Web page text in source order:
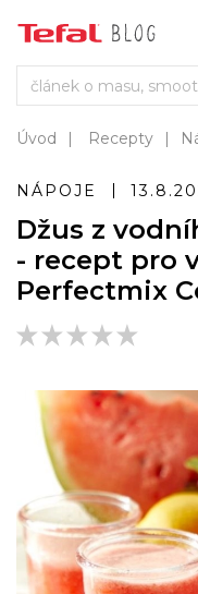
Úvod Recepty
NÁPOJE
Džus z
- recept pro
Perfectmix